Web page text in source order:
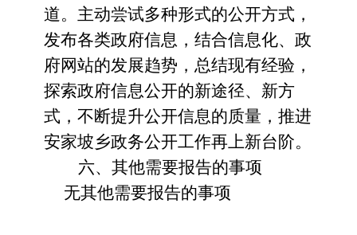
道。主动尝试多种形式的公开方式，
发布各类政府信息，结合信息化、政
府网站的发展趋势，总结现有经验，
探索政府信息公开的新途径、新方
式，不断提升公开信息的质量，推进
安家坡乡政务公开工作再上新台阶。
六、其他需要报告的事项
无其他需要报告的事项